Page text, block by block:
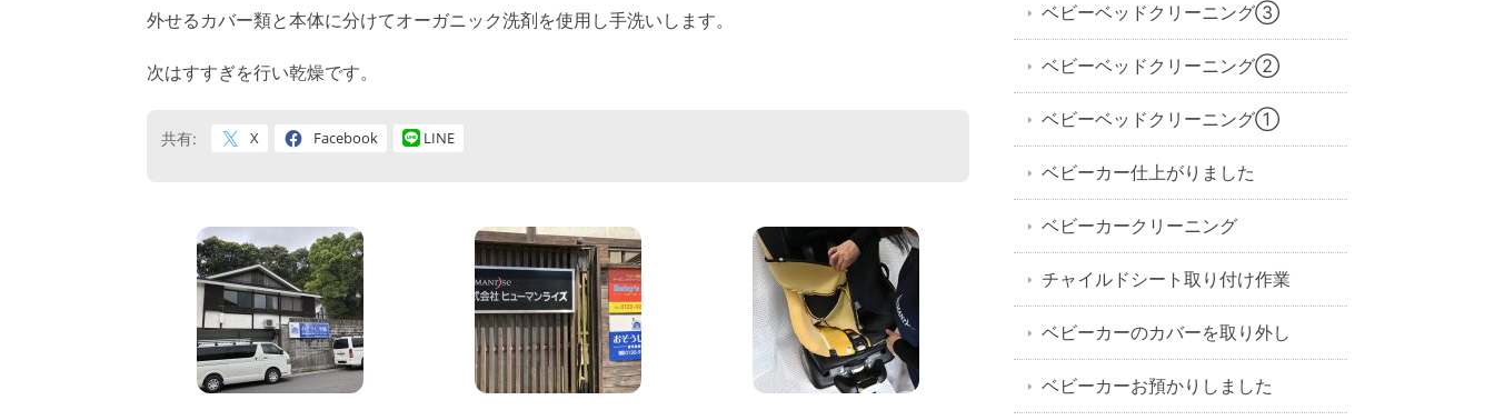
外せるカバー類と本体に分けてオーガニック洗剤を使用し手洗いします。
次はすすぎを行い乾燥です。
共有: X Facebook LINE
ベビーベッドクリーニング③
ベビーベッドクリーニング②
ベビーベッドクリーニング①
ベビーカー仕上がりました
ベビーカークリーニング
チャイルドシート取り付け作業
ベビーカーのカバーを取り外し
ベビーカーお預かりしました